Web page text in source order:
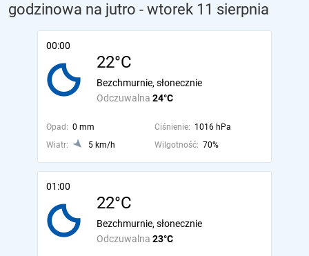
godzinowa na jutro - wtorek 11 sierpnia
00:00
22°C
Odczuwalna 24°C
Bezchmurnie, słonecznie
Opad: 0 mm Ciśnienie: 1016 hPa
Wiatr:
5 km/h Wilgotność: 70%
01:00
22°C
Odczuwalna 23°C
Bezchmurnie, słonecznie